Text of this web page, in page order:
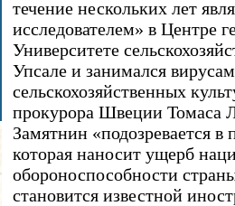
течение нескольких лет
исследователем» в Центре
Университете
Упсале и занимался
сельскохозяйственных
прокурора Швеции Томаса
Замятнин «подозревается
которая наносит ущерб
обороноспособности
становится известной